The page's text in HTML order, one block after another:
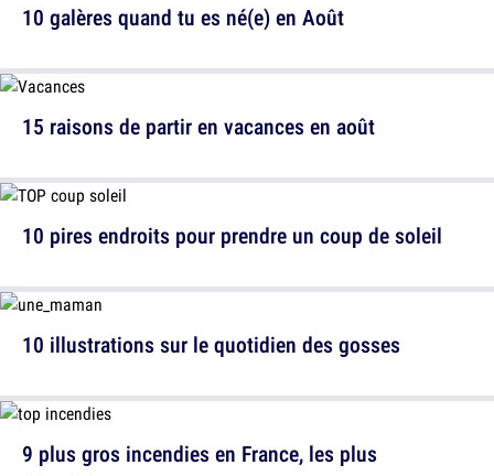
15 raisons de partir en vacances en août
10 illustrations sur le quotidien des gosses
10 galères quand tu es né(e) en Août
10 pires endroits pour prendre un coup de soleil
9 plus gros incendies en France, les plus